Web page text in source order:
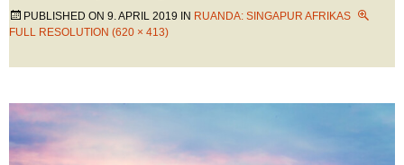
PUBLISHED ON 9. APRIL 2019 IN RUANDA: SINGAPUR AFRIKAS
FULL RESOLUTION (620 × 413)